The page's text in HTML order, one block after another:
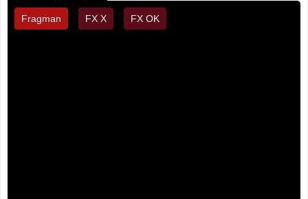
Fragman FX X FX OK